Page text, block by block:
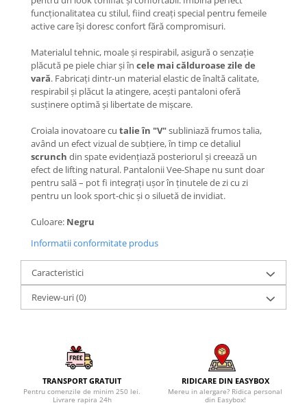
funcționalitatea cu stilul, fiind creați special pentru femeile
active care își doresc confort fără compromisuri.
Materialul tehnic, moale și respirabil, asigură o senzație
plăcută pe piele chiar și în cele mai călduroase zile de
vară. Fabricați dintr-un material elastic de înaltă calitate,
respirabil și plăcut la atingere, acești pantaloni oferă
susținere optimă și libertate de mișcare.
Croiala inovatoare cu talie în "V"subliniază frumos talia,
având un efect vizual de subțiere, în timp ce detaliul
scrunch din spate evidențiază posteriorul și creează un
efect de lifting natural. Pantalonii Vee-Shape nu sunt doar
pentru sală – pot fi integrați ușor în ținutele de zi cu zi
pentru un look sport-chic și o siluetă de invidiat.
Culoare: Negru
Informatii conformitate produs
Caracteristici
Review-uri(0)
TRANSPORT GRATUIT
Pentru comenzile de minim 250 lei.
Livrare rapira 24h
RIDICARE DIN EASYBOX
Mereu in alergare? Ridica personal
din Easybox!